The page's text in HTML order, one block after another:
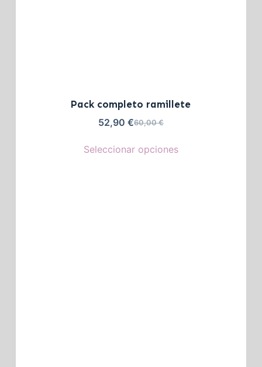
Pack completo ramillete
60,00€
52,90 €
Seleccionar opciones